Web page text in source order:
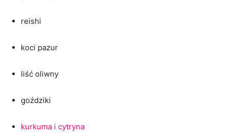
reishi
koci pazur
liść oliwny
goździki
kurkuma i cytryna